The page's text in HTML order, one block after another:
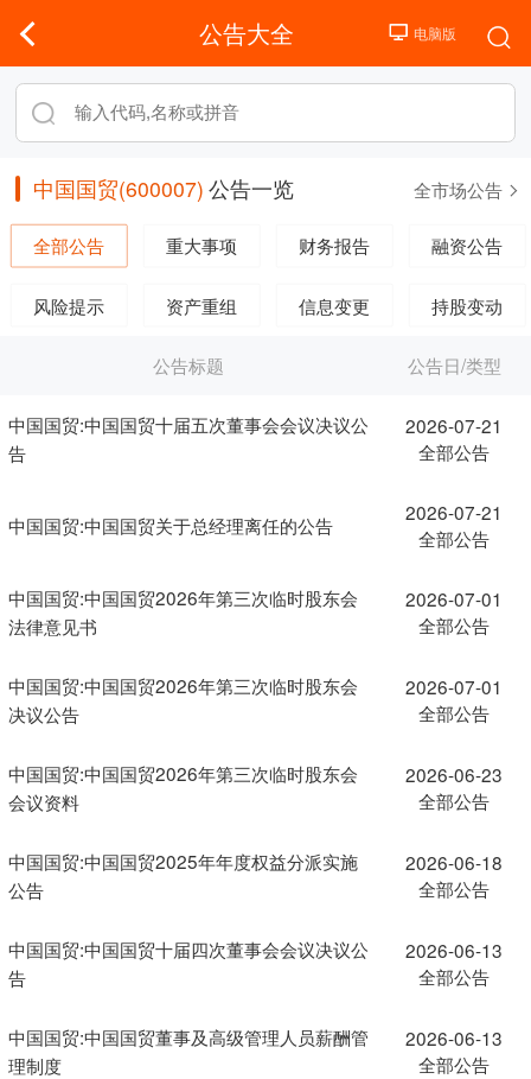
公告大全
中国国贸(600007) 公告一览 全市场公告
全部公告 重大事项 财务报告 融资公告
风险提示 资产重组 信息变更 持股变动
公告标题 公告日/类型
中国国贸:中国国贸十届五次董事会会议决议公
告
2026-07-21
全部公告
中国国贸:中国国贸关于总经理离任的公告
2026-07-21
全部公告
中国国贸:中国国贸2026年第三次临时股东会
法律意见书
2026-07-01
全部公告
中国国贸:中国国贸2026年第三次临时股东会
决议公告
2026-07-01
全部公告
中国国贸:中国国贸2026年第三次临时股东会
会议资料
2026-06-23
全部公告
中国国贸:中国国贸2025年年度权益分派实施
公告
2026-06-18
全部公告
中国国贸:中国国贸十届四次董事会会议决议公
告
2026-06-13
全部公告
中国国贸:中国国贸董事及高级管理人员薪酬管
理制度
2026-06-13
全部公告